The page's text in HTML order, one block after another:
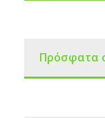
Πρόσφατα